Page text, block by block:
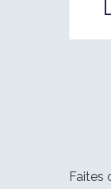
Faites